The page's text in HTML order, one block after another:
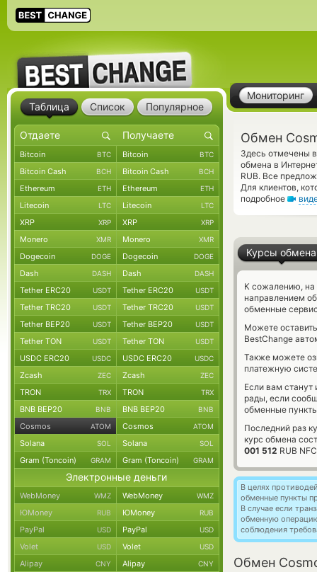
Мониторинг
Обмен
Здесь отмечены
обмена в
RUB. Все
Для клиентов,
подробное
Курсы обмена
К сожалению, на
направлением
обменные
Можете
BestChange
Также можете
платежную
Если вам
рады, если
обменные
Последний раз
курс обмена
001 512 RUB
В целях
обменные пункты
В случае если
обменную
соблюдения
Обмен
Таблица Список Популярное
Bitcoin BTC Bitcoin BTC
Bitcoin Cash BCH Bitcoin Cash BCH
Ethereum ETH Ethereum ETH
Litecoin LTC Litecoin LTC
XRP XRP XRP XRP
Monero XMR Monero XMR
Dogecoin DOGE Dogecoin DOGE
Dash DASH Dash DASH
Tether ERC20 USDT Tether ERC20 USDT
Tether TRC20 USDT Tether TRC20 USDT
Tether BEP20 USDT Tether BEP20 USDT
Tether TON USDT Tether TON USDT
USDC ERC20 USDC USDC ERC20 USDC
Zcash ZEC Zcash ZEC
TRON TRX TRON TRX
BNB BEP20 BNB BNB BEP20 BNB
Cosmos ATOM Cosmos ATOM
Solana SOL Solana SOL
Gram (Toncoin) GRAM Gram (Toncoin) GRAM
Электронные деньги
WebMoney WMZ WebMoney WMZ
ЮMoney RUB ЮMoney RUB
PayPal USD PayPal USD
Volet USD Volet USD
Alipay CNY Alipay CNY